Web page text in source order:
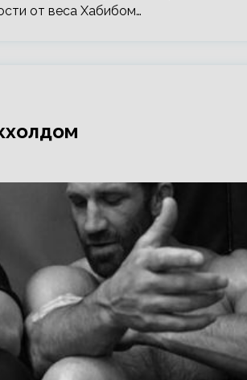
от веса Хабибом…